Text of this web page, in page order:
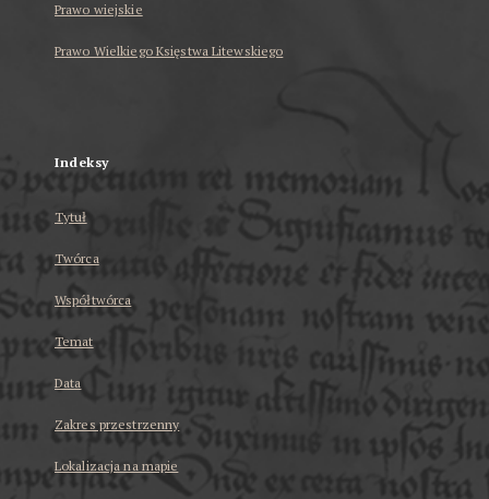
Prawo wiejskie
Prawo Wielkiego Księstwa Litewskiego
Indeksy
Tytuł
Twórca
Współtwórca
Temat
Data
Zakres przestrzenny
Lokalizacja na mapie